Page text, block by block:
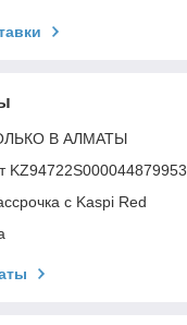
В АЛМАТЫ
KZ94722S000044879953
с Kaspi Red